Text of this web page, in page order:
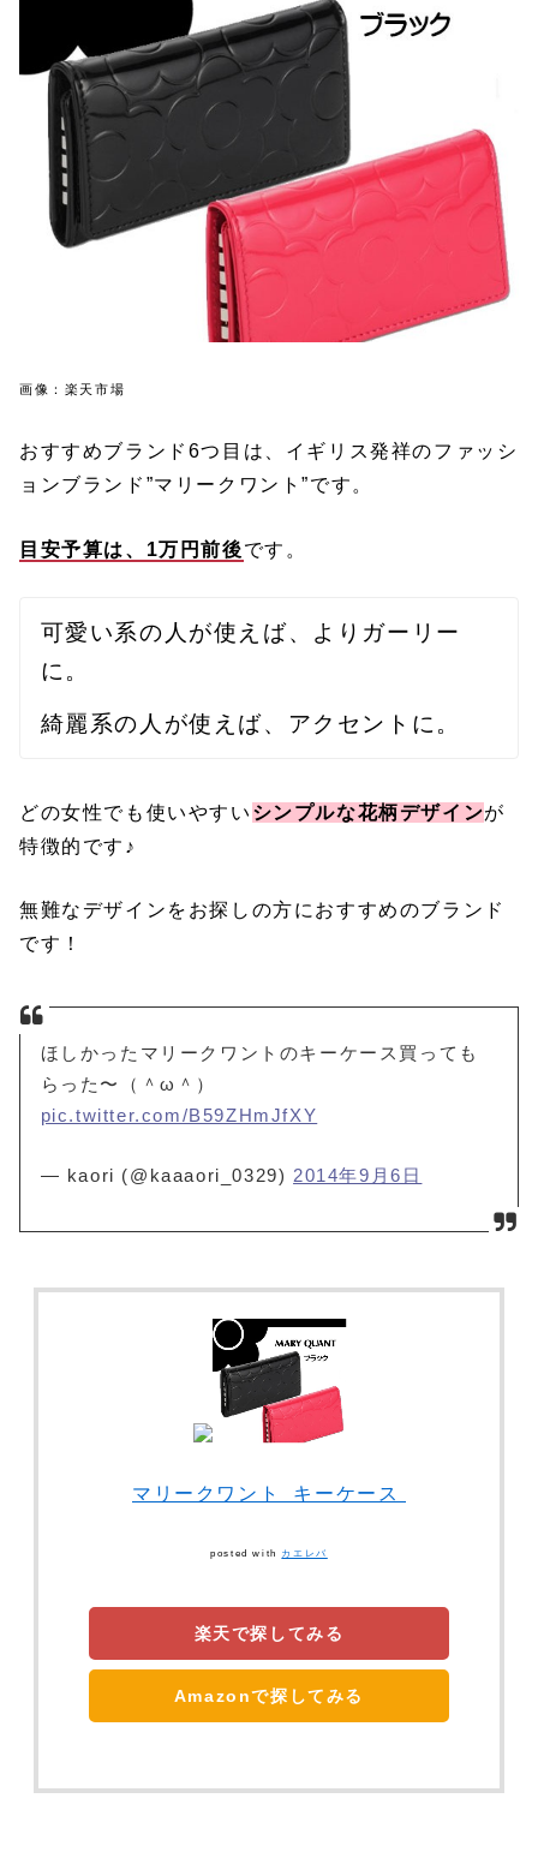
画像：楽天市場
おすすめブランド6つ目は、イギリス発祥のファッシ
ョンブランド”マリークワント”です。
目安予算は、1万円前後です。
可愛い系の人が使えば、よりガーリー
に。
綺麗系の人が使えば、アクセントに。
どの女性でも使いやすい シンプルな花柄デザインが
特徴的です♪
無難なデザインをお探しの方におすすめのブランド
です！
ほしかったマリークワントのキーケース買っても
らった〜（＾ω＾）
pic.twitter.com/B59ZHmJfXY
— kaori (@kaaaori_0329) 2014年9月6日
マリークワント キーケース
posted with カエレバ
楽天で探してみる
Amazonで探してみる